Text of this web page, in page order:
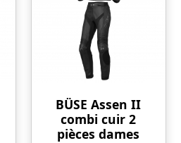
BÜSE Assen II
combi cuir 2
pièces dames